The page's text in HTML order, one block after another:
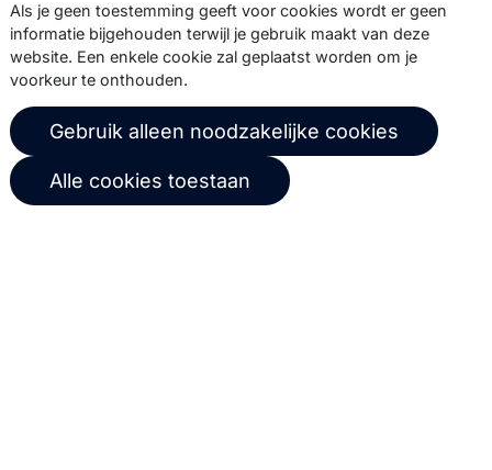
Over ons
Copernica-nieuws
Carrière bij Copernica
Neem contact op
Copernica BV
1011 AB Amsterdam
+31 (0)20 520 61 90
info@copernica.com
Als je geen toestemming geeft voor cookies wordt er geen
informatie bijgehouden terwijl je gebruik maakt van deze
website. Een enkele cookie zal geplaatst worden om je
voorkeur te onthouden.
Gebruik alleen noodzakelijke cookies
Alle cookies toestaan